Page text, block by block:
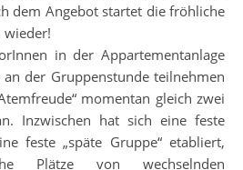
dem Angebot startet die fröhliche
wieder!
in der Appartementanlage
der Gruppenstunde teilnehmen
momentan gleich zwei
Inzwischen hat sich eine feste
feste „späte Gruppe“ etabliert,
Plätze von wechselnden